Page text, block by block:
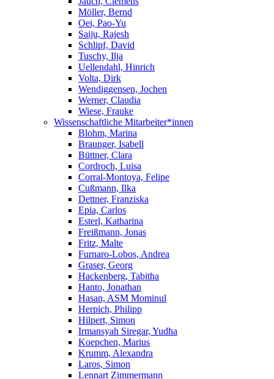
Möller, Bernd
Oei, Pao-Yu
Saiju, Rajesh
Schlipf, David
Tuschy, Ilja
Uellendahl, Hinrich
Volta, Dirk
Wendiggensen, Jochen
Werner, Claudia
Wiese, Frauke
Wissenschaftliche Mitarbeiter*innen
Blohm, Marina
Braunger, Isabell
Büttner, Clara
Cordroch, Luisa
Corral-Montoya, Felipe
Cußmann, Ilka
Dettner, Franziska
Epia, Carlos
Esterl, Katharina
Freißmann, Jonas
Fritz, Malte
Furnaro-Lobos, Andrea
Graser, Georg
Hackenberg, Tabitha
Hanto, Jonathan
Hasan, ASM Mominul
Herpich, Philipp
Hilpert, Simon
Irmansyah Siregar, Yudha
Koepchen, Marius
Krumm, Alexandra
Laros, Simon
Lennart Zimmermann